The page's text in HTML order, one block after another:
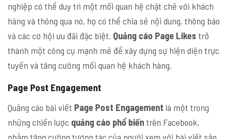
nghiệp có thể duy trì một mối quan hệ chặt chẽ với khách
hàng và thông qua nó, họ có thể chia sẻ nội dung, thông báo
và các cơ hội ưu đãi đặc biệt. Quảng cáo Page Likes trở
thành một công cụ mạnh mẽ để xây dựng sự hiện diện trực
tuyến và tăng cường mối quan hệ khách hàng.
Page Post Engagement
Quảng cáo bài viết Page Post Engagement là một trong
những chiến lược quảng cáo phổ biếntrên Facebook,